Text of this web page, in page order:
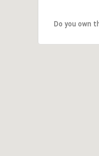
Do you own